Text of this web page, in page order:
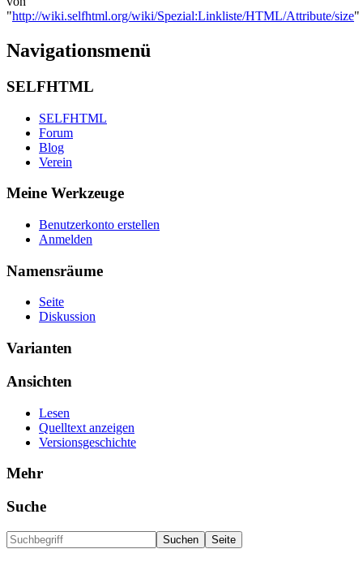
"http://wiki.selfhtml.org/wiki/Spezial:Linkliste/HTML/Attribute/size"
Navigationsmenü
SELFHTML
SELFHTML
Forum
Blog
Verein
Meine Werkzeuge
Benutzerkonto erstellen
Anmelden
Namensräume
Seite
Diskussion
Varianten
Ansichten
Lesen
Quelltext anzeigen
Versionsgeschichte
Mehr
Suche